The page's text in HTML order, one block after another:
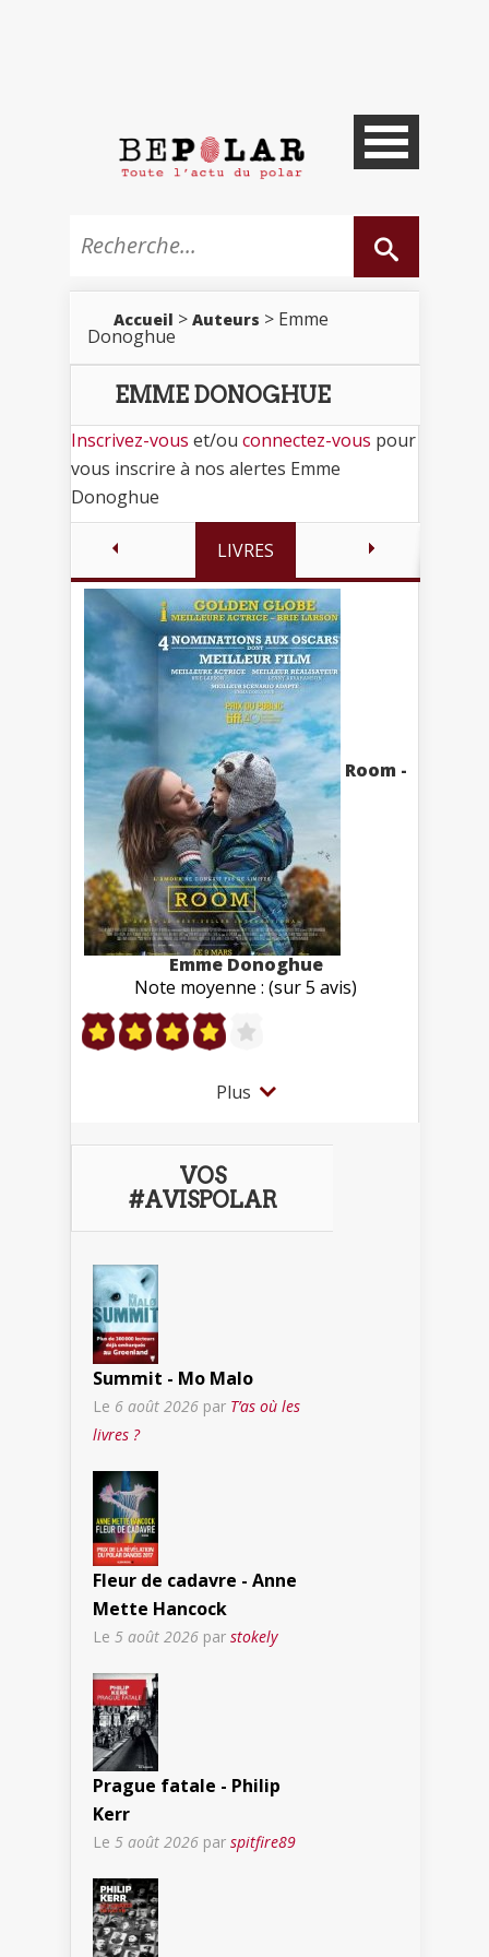
Accueil > Auteurs > Emme
Donoghue
EMME DONOGHUE
Inscrivez-vous et/ou connectez-vous pour
vous inscrire à nos alertes Emme
Donoghue
LIVRES
Room -
Emme Donoghue
Note moyenne : (sur 5 avis)
Plus
VOS
#AVISPOLAR
Summit - Mo Malo
Le 6 août 2026 par T’as où les
livres ?
Fleur de cadavre - Anne
Mette Hancock
Le 5 août 2026 par stokely
Prague fatale - Philip
Kerr
Le 5 août 2026 par spitfire89